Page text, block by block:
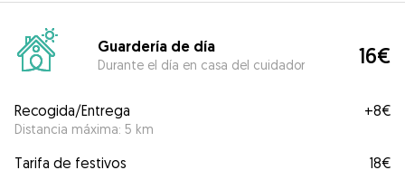
Guardería de día
Durante el día en casa del cuidador 16€
Recogida/Entrega
Distancia máxima: 5 km
+8€
Tarifa de festivos
18€